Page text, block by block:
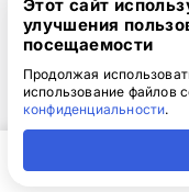
Этот сайт
улучшения
посещаемости
Продолжая
использование файлов
конфиденциальности.